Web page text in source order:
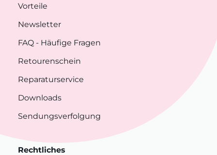
Vorteile
Newsletter
FAQ - Häufige Fragen
Retourenschein
Reparaturservice
Downloads
Sendungsverfolgung
Rechtliches